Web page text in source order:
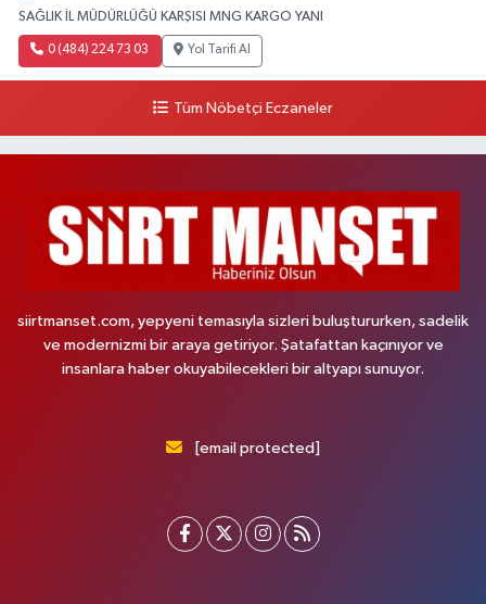
SAĞLIK İL MÜDÜRLÜĞÜ KARŞISI MNG KARGO YANI
0 (484) 224 73 03 Yol Tarifi Al
Tüm Nöbetçi Eczaneler
siirtmanset.com, yepyeni temasıyla sizleri buluştururken, sadelik
ve modernizmi bir araya getiriyor. Şatafattan kaçınıyor ve
insanlara haber okuyabilecekleri bir altyapı sunuyor.
[email protected]